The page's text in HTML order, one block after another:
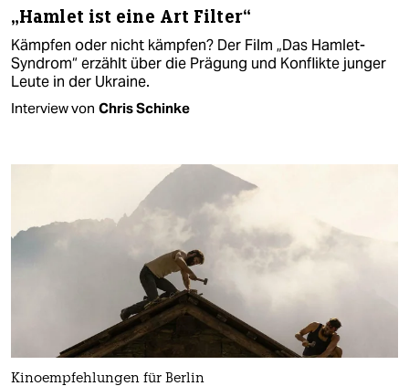
„Hamlet ist eine Art Filter“
Kämpfen oder nicht kämpfen? Der Film „Das Hamlet-
Syndrom“ erzählt über die Prägung und Konflikte junger
Leute in der Ukraine.
Interview von Chris Schinke
Kinoempfehlungen für Berlin